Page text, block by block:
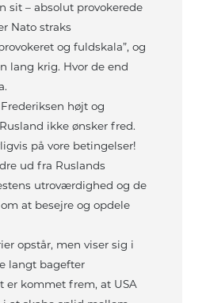
sit – absolut provokerede
Nato straks
og fuldskala”, og
lang krig. Hvor de end
højt og
ikke ønsker fred.
på vore betingelser!
ud fra Ruslands
utroværdighed og de
at besejre og opdele
opstår, men viser sig i
langt bagefter
er kommet frem, at USA